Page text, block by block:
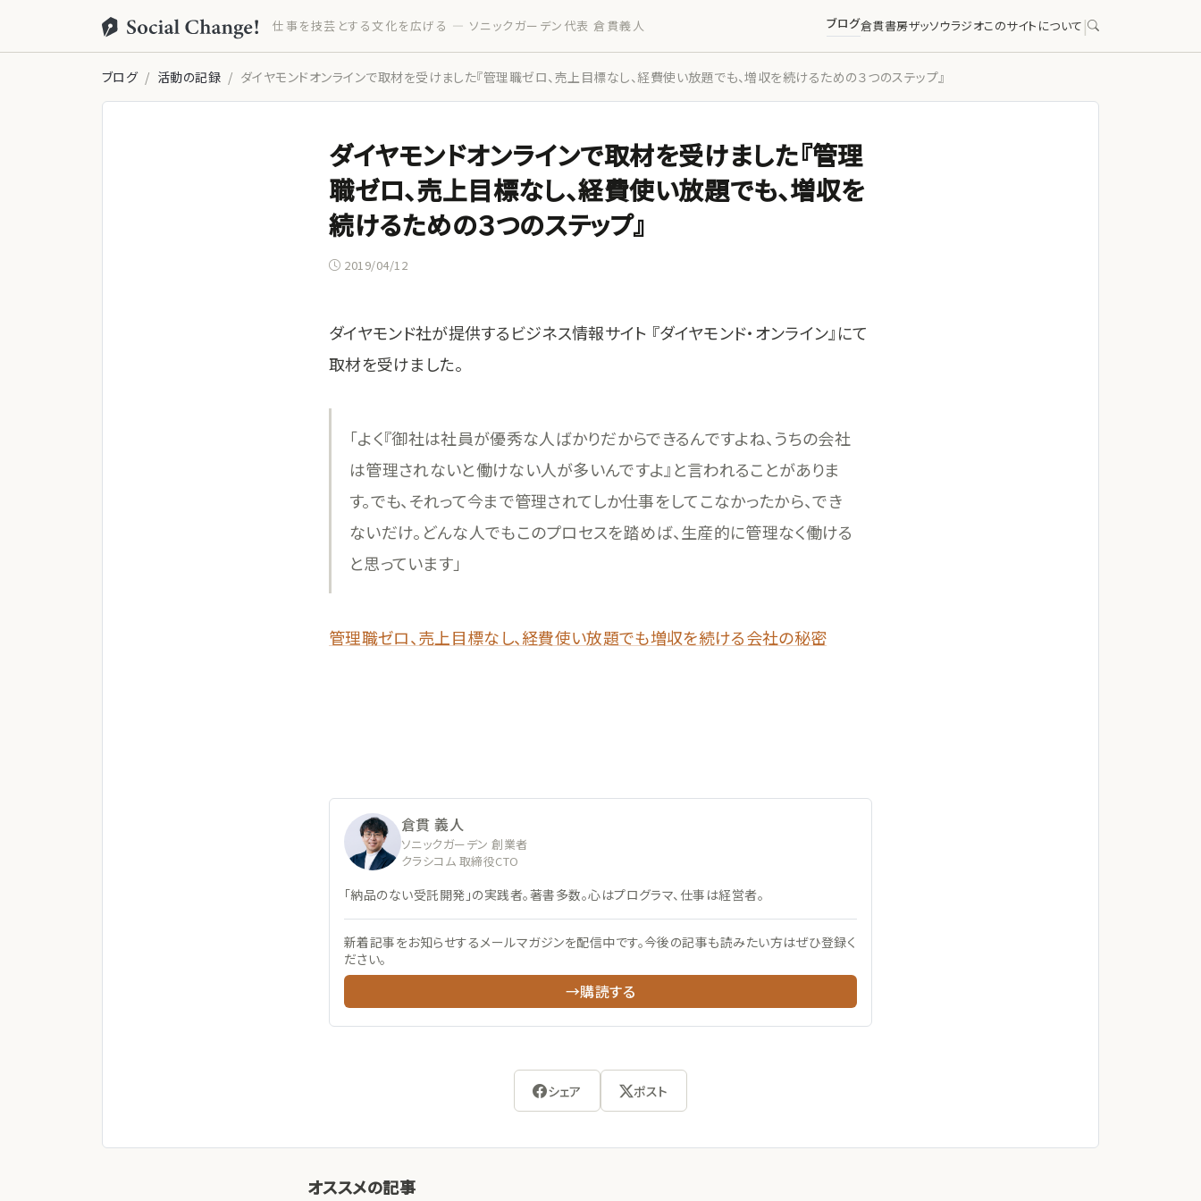
仕事を技芸とする文化を広げる — ソニックガーデン代表 倉貫義人 ブログ倉貫書房ザッソウラジオこのサイトについて |
ブログ 活動の記録 ダイヤモンドオンラインで取材を受けました『管理職ゼロ、売上目標なし、経費使い放題でも、増収を続けるための３つのステップ』
ダイヤモンドオンラインで取材を受けました『管理
職ゼロ、売上目標なし、経費使い放題でも、増収を
続けるための３つのステップ』
2019/04/12
ダイヤモンド社が提供するビジネス情報サイト 『ダイヤモンド・オンライン』にて
取材を受けました。
「よく『御社は社員が優秀な人ばかりだからできるんですよね、うちの会社
は管理されないと働けない人が多いんですよ』と言われることがありま
す。でも、それって今まで管理されてしか仕事をしてこなかったから、でき
ないだけ。どんな人でもこのプロセスを踏めば、生産的に管理なく働ける
と思っています」
管理職ゼロ、売上目標なし、経費使い放題でも増収を続ける会社の秘密
倉貫 義人
ソニックガーデン 創業者
クラシコム 取締役CTO
「納品のない受託開発」の実践者。著書多数。心はプログラマ、仕事は経営者。
新着記事をお知らせするメールマガジンを配信中です。今後の記事も読みたい方はぜひ登録く
ださい。
→購読する
シェア ポスト
オススメの記事